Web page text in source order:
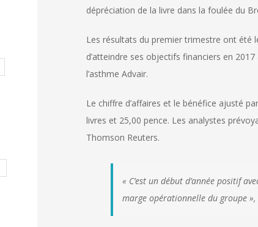
dépréciation de la livre dans la foulée du
Les résultats du premier trimestre ont été
d’atteindre ses objectifs financiers en
l’asthme Advair.
Le chiffre d’affaires et le bénéfice ajusté
livres et 25,00 pence. Les analystes
Thomson Reuters.
« C’est un début d’année positif
marge opérationnelle du groupe »,